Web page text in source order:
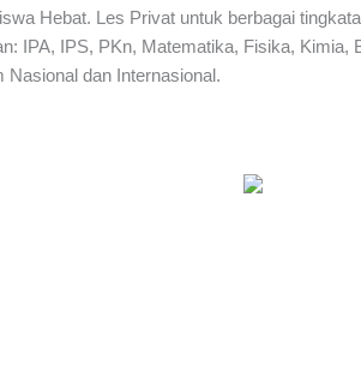
Hebat. Les Privat untuk berbagai
IPA, IPS, PKn, Matematika, Fisika, Kimia,
dan Internasional.